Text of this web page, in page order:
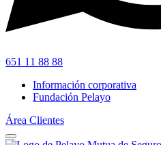
651 11 88 88
Información corporativa
Fundación Pelayo
Área Clientes